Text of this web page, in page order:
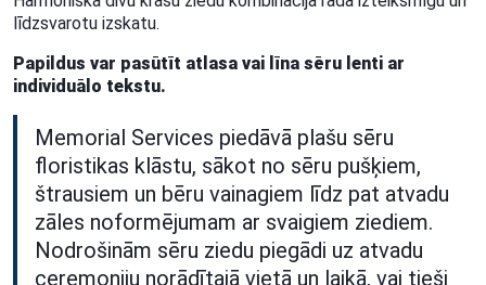
līdzsvarotu izskatu.
Papildus var pasūtīt atlasa vai līna sēru lenti ar
individuālo tekstu.
Memorial Services piedāvā plašu sēru
floristikas klāstu, sākot no sēru pušķiem,
štrausiem un bēru vainagiem līdz pat atvadu
zāles noformējumam ar svaigiem ziediem.
Nodrošinām sēru ziedu piegādi uz atvadu
ceremoniju norādītajā vietā un laikā, vai tieši